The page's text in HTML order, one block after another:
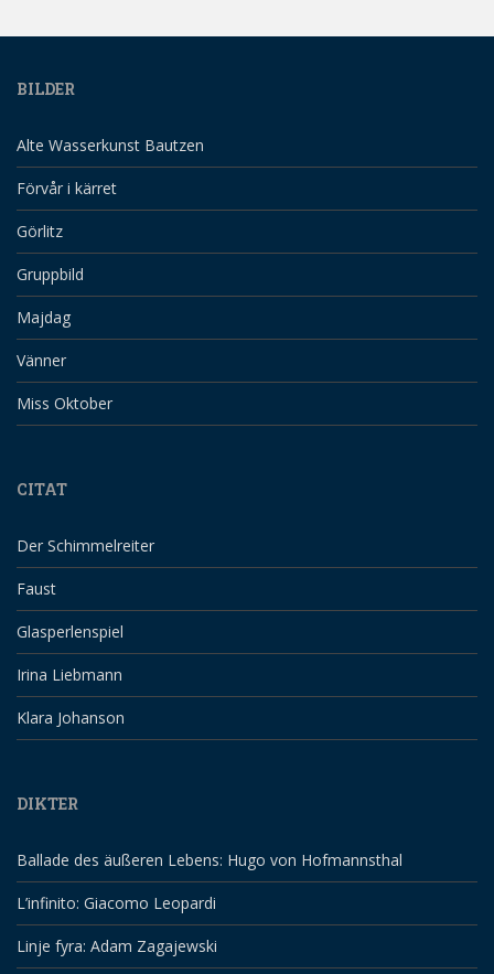
BILDER
Alte Wasserkunst Bautzen
Förvår i kärret
Görlitz
Gruppbild
Majdag
Vänner
Miss Oktober
CITAT
Der Schimmelreiter
Faust
Glasperlenspiel
Irina Liebmann
Klara Johanson
DIKTER
Ballade des äußeren Lebens: Hugo von Hofmannsthal
L’infinito: Giacomo Leopardi
Linje fyra: Adam Zagajewski